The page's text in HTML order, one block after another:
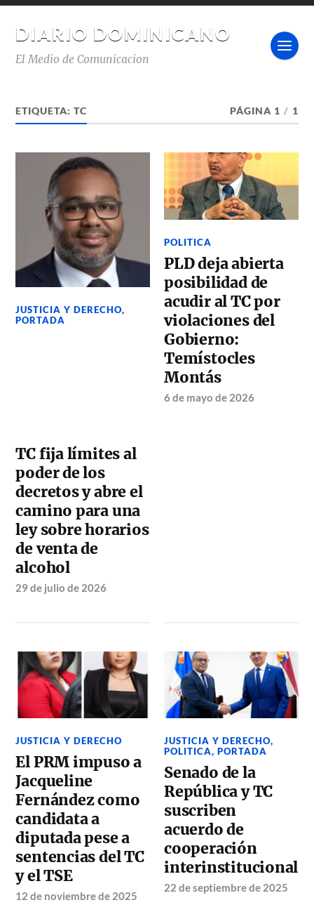
DIARIO DOMINICANO
El Medio de Comunicacion
ETIQUETA:TC PÁGINA 1 / 1
JUSTICIA Y DERECHO,
PORTADA
TC fija límites al
poder de los
decretos y abre el
camino para una
ley sobre horarios
de venta de
alcohol
29 de julio de 2026
POLITICA
PLD deja abierta
posibilidad de
acudir al TC por
violaciones del
Gobierno:
Temístocles
Montás
6 de mayo de 2026
JUSTICIA Y DERECHO
El PRM impuso a
Jacqueline
Fernández como
candidata a
diputada pese a
sentencias del TC
y el TSE
12 de noviembre de 2025
JUSTICIA Y DERECHO,
POLITICA,PORTADA
Senado de la
República y TC
suscriben
acuerdo de
cooperación
interinstitucional
22 de septiembre de 2025